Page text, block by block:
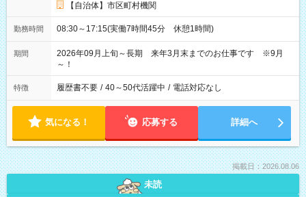
【自治体】市区町村機関
勤務時間 08:30～17:15(実働7時間45分 休憩1時間)
期間
2026年09月上旬～長期 来年3月末までのお仕事です ※9月
～！
特徴 履歴書不要 / 40～50代活躍中 / 電話対応なし
気になる！ 応募する 詳細へ
掲載日：2026.08.06
未読